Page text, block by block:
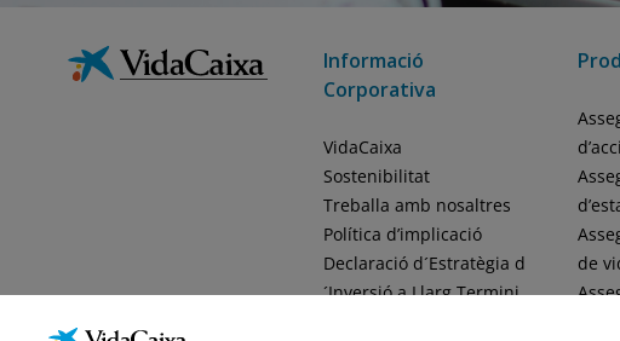
Informació
Corporativa
VidaCaixa
Sostenibilitat
Treballa amb nosaltres
Política d’implicació
Declaració d´Estratègia d
´Inversió a Llarg Termini
de